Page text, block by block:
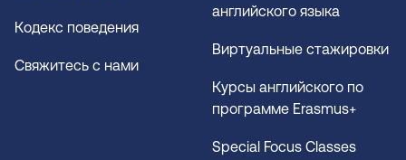
Кодекс поведения
Свяжитесь с нами
английского языка
Виртуальные стажировки
Курсы английского по
программе Erasmus+
Special Focus Classes